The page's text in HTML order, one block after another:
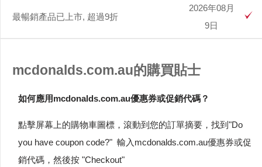
最暢銷產品已上市, 超過9折
2026年08月
9日
mcdonalds.com.au的購買貼士
如何應用mcdonalds.com.au優惠券或促銷代碼？
點擊屏幕上的購物車圖標，滾動到您的訂單摘要，找到"Do
you have coupon code?" 輸入mcdonalds.com.au優惠券或促
銷代碼，然後按 "Checkout"